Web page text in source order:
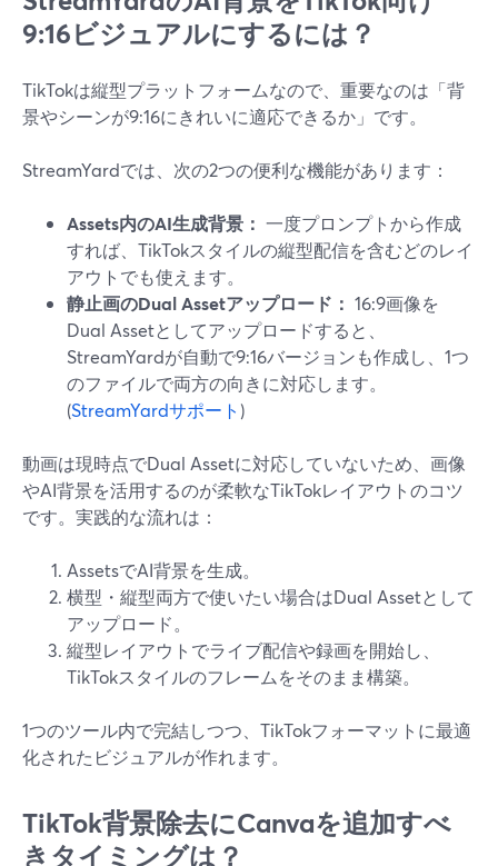
9:16ビジュアルにするには？
TikTokは縦型プラットフォームなので、重要なのは「背
景やシーンが9:16にきれいに適応できるか」です。
StreamYardでは、次の2つの便利な機能があります：
Assets内のAI生成背景： 一度プロンプトから作成
すれば、TikTokスタイルの縦型配信を含むどのレイ
アウトでも使えます。
静止画のDual Assetアップロード： 16:9画像を
Dual Assetとしてアップロードすると、
StreamYardが自動で9:16バージョンも作成し、1つ
のファイルで両方の向きに対応します。
(StreamYardサポート )
動画は現時点でDual Assetに対応していないため、画像
やAI背景を活用するのが柔軟なTikTokレイアウトのコツ
です。実践的な流れは：
AssetsでAI背景を生成。
横型・縦型両方で使いたい場合はDual Assetとして
アップロード。
縦型レイアウトでライブ配信や録画を開始し、
TikTokスタイルのフレームをそのまま構築。
1つのツール内で完結しつつ、TikTokフォーマットに最適
化されたビジュアルが作れます。
TikTok背景除去にCanvaを追加すべ
きタイミングは？